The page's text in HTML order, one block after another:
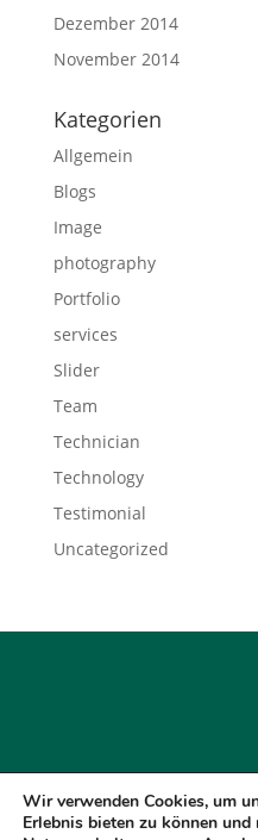
Dezember 2014
November 2014
Kategorien
Allgemein
Blogs
Image
photography
Portfolio
services
Slider
Team
Technician
Technology
Testimonial
Uncategorized
Impressum
Wir verwenden Cookies, um
Erlebnis bieten zu können